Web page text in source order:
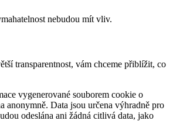
nebudou mít vliv.
transparentnost, vám chceme přiblížit, co
vygenerované souborem cookie o
anonymně. Data jsou určena výhradně pro
odeslána ani žádná citlivá data, jako